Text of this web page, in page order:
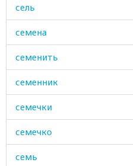
сель
семена
семенить
семенник
семечки
семечко
семь